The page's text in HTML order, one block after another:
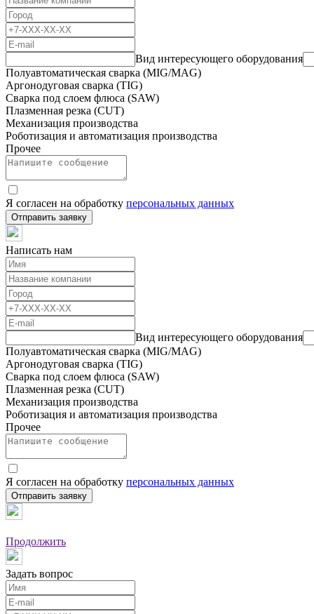
Вид интересующего оборудования
Полуавтоматическая сварка (MIG/MAG)
Аргонодуговая сварка (TIG)
Сварка под слоем флюса (SAW)
Плазменная резка (CUT)
Механизация производства
Роботизация и автоматизация производства
Прочее
Я согласен на обработку персональных данных
Отправить заявку
Написать нам
Вид интересующего оборудования
Полуавтоматическая сварка (MIG/MAG)
Аргонодуговая сварка (TIG)
Сварка под слоем флюса (SAW)
Плазменная резка (CUT)
Механизация производства
Роботизация и автоматизация производства
Прочее
Я согласен на обработку персональных данных
Отправить заявку
Продолжить
Задать вопрос